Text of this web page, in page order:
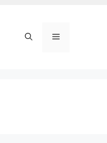
القائمة